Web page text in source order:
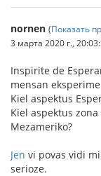
nornen (Показать
3 марта 2020 г.,
Inspirite de
mensan
Kiel aspektus
Kiel aspektus
Mezameriko?
Jen vi povas vidi
serioze.